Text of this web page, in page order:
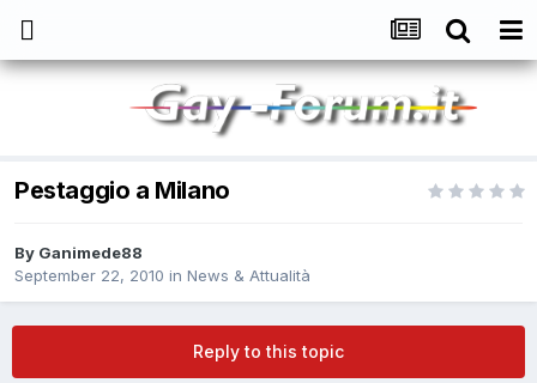
Pestaggio a Milano
By Ganimede88
September 22, 2010 in News & Attualità
Reply to this topic